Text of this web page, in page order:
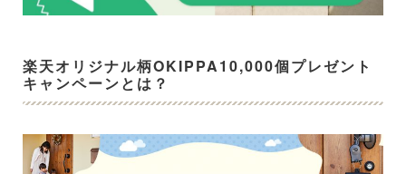
楽天オリジナル柄OKIPPA10,000個プレゼント
キャンペーンとは？